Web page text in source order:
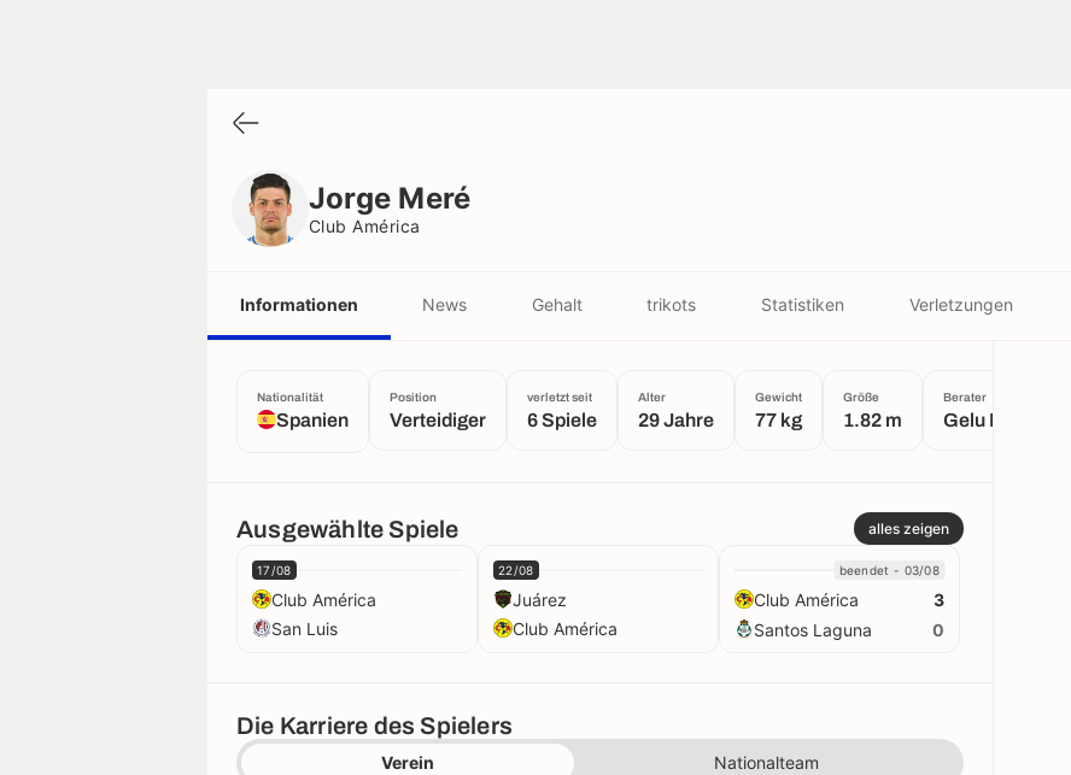
Jorge Meré
Club América
Informationen News Gehalt trikots Statistiken Verletzungen
Nationalität
Spanien
Position
Verteidiger
verletzt seit
6 Spiele
Alter
29 Jahre
Gewicht
77 kg
Größe
1.82 m
Berater
Gelu Rodríguez
Ausgewählte Spiele alles zeigen
17/08
Club América
San Luis
22/08
Juárez
Club América
beendet - 03/08
Club América
3
Santos Laguna
0
Die Karriere des Spielers
Verein Nationalteam